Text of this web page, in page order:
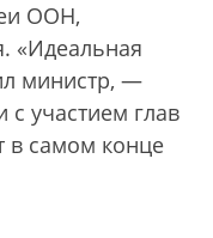
ООН,
«Идеальная
министр, —
с участием глав
в самом конце